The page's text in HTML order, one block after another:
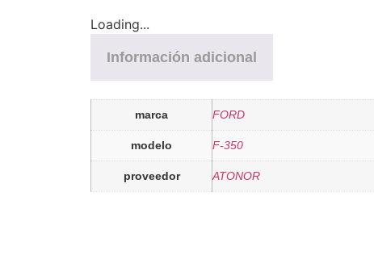
Loading...
Información adicional
marca FORD
modelo F-350
proveedor ATONOR